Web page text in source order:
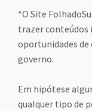
*O Site
trazer conteúdos
oportunidades
governo.
Em hipótese
qualquer tipo de